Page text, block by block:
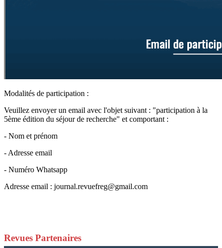
Modalités de participation :
Veuillez envoyer un email avec l'objet suivant : "participation à la
5ème édition du séjour de recherche" et comportant :
- Nom et prénom
- Adresse email
- Numéro Whatsapp
Adresse email : journal.revuefreg@gmail.com
Revues Partenaires